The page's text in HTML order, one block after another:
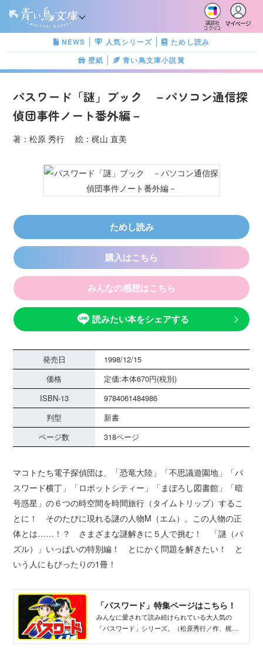
講談社
コクリコ
マイページ
NEWS 人気シリーズ
ためし読み
壁紙
青い鳥文庫小説賞
パスワード「謎」ブック －パソコン通信探
偵団事件ノート番外編－
著：松原 秀行 絵：梶山 直美
ためし読み
購入はこちら
みんなの感想はこちら
読みたい本をシェアする
発売日
1998/12/15
価格
定価:本体670円(税別)
ISBN-13
9784061484986
判型
新書
ページ数
318ページ
マコトたち電子探偵団は、「恐竜大陸」「不思議遊園地」「パ
スワード横丁」「ロボットシティー」「まぼろし図書館」「暗
号惑星」の６つの時空間を時間旅行（タイムトリップ）するこ
とに！ そのたびに現れる謎の人物M（エム）。この人物の正
体とは……！？ さまざまな謎解きに５人で挑む！ 「謎（パ
ズル）」いっぱいの特別編！ とにかく問題を解きたい！ と
いう人にもぴったりの1冊！
「パスワード」特集ページはこちら！
みんなに愛されて読み続けられている大人気の
「パスワード」シリーズ。（松原秀行／作、梶山